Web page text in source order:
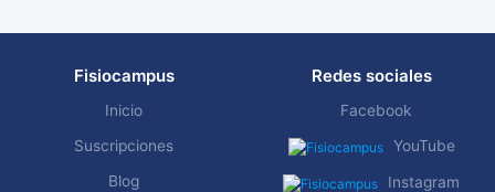
Fisiocampus
Inicio
Suscripciones
Blog
Redes sociales
Facebook
YouTube
Instagram